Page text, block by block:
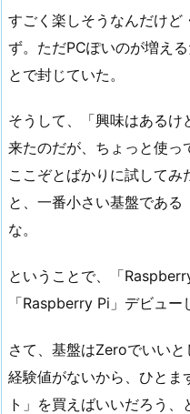
すごく楽しそうなんだけど
ず。ただPCぽいのが増え
とで封じていた。
そうして、「興味はあるけ
来たのだが、ちょっと使っ
ここぞとばかりに試してみ
と、一番小さい基盤であ
な。
ということで、「
「Raspberry Pi」デビュー
さて、基盤はZeroでいい
経験値がないから、ひとま
ト」を買えばいいだろう